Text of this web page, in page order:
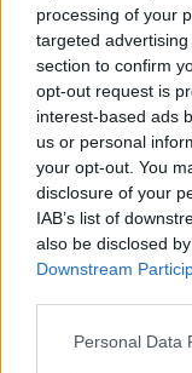
processing of your
targeted
section to confirm
opt-out request is
interest-based ads
us or personal
your opt-out. You
disclosure of your
IAB’s list of
also be disclosed
Downstream
Personal Data
27 Φεβρουαρίου
που θέλεις να
πάντα μετά την
27 Φεβρουαρίου
Ωρίων – Σπάνια
συνδέονται με
27 Φεβρουαρίου